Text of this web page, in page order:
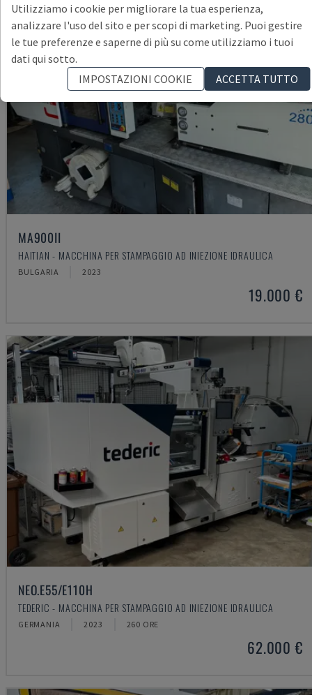
MA900ІІ
HAITIAN - MACCHINA PER STAMPAGGIO AD INIEZIONE IDRAULICA
BULGARIA 2023
19.000 €
NEO.E55/E110H
TEDERIC - MACCHINA PER STAMPAGGIO AD INIEZIONE IDRAULICA
GERMANIA 2023 260 ORE
62.000 €
Utilizziamo i cookie per migliorare la tua esperienza,
analizzare l'uso del sito e per scopi di marketing. Puoi gestire
le tue preferenze e saperne di più su come utilizziamo i tuoi
dati qui sotto.
IMPOSTAZIONI COOKIE
ACCETTA TUTTO